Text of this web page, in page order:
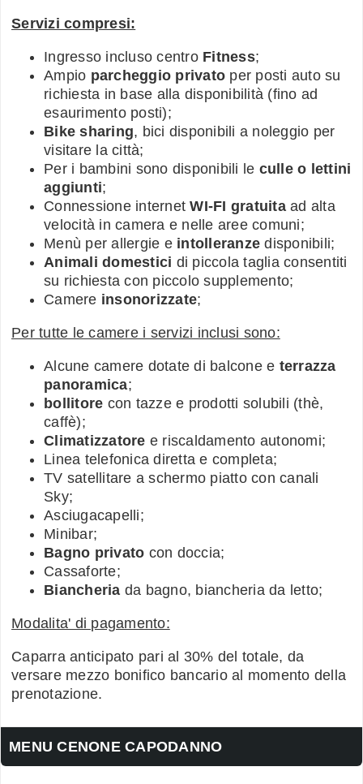
Servizi compresi:
Ingresso incluso centro Fitness;
Ampio parcheggio privato per posti auto su
richiesta in base alla disponibilità (fino ad
esaurimento posti);
Bike sharing, bici disponibili a noleggio per
visitare la città;
Per i bambini sono disponibili le culle o lettini
aggiunti;
Connessione internetWI-FI gratuitaad alta
velocità in camera e nelle aree comuni;
Menù per allergie e intolleranze disponibili;
Animali domestici di piccola taglia consentiti
su richiesta con piccolo supplemento;
Camere insonorizzate;
Per tutte le camere i servizi inclusi sono:
Alcune camere dotate di balcone e terrazza
panoramica;
bollitore con tazze e prodotti solubili (thè,
caffè);
Climatizzatore e riscaldamento autonomi;
Linea telefonica diretta e completa;
TV satellitare a schermo piatto con canali
Sky;
Asciugacapelli;
Minibar;
Bagno privato con doccia;
Cassaforte;
Biancheria da bagno, biancheria da letto;
Modalita' di pagamento:
Caparra anticipato pari al 30% del totale, da
versare mezzo bonifico bancario al momento della
prenotazione.
MENU CENONE CAPODANNO